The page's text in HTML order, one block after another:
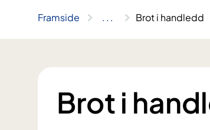
Framside .. . Brot i handledd
Brot i